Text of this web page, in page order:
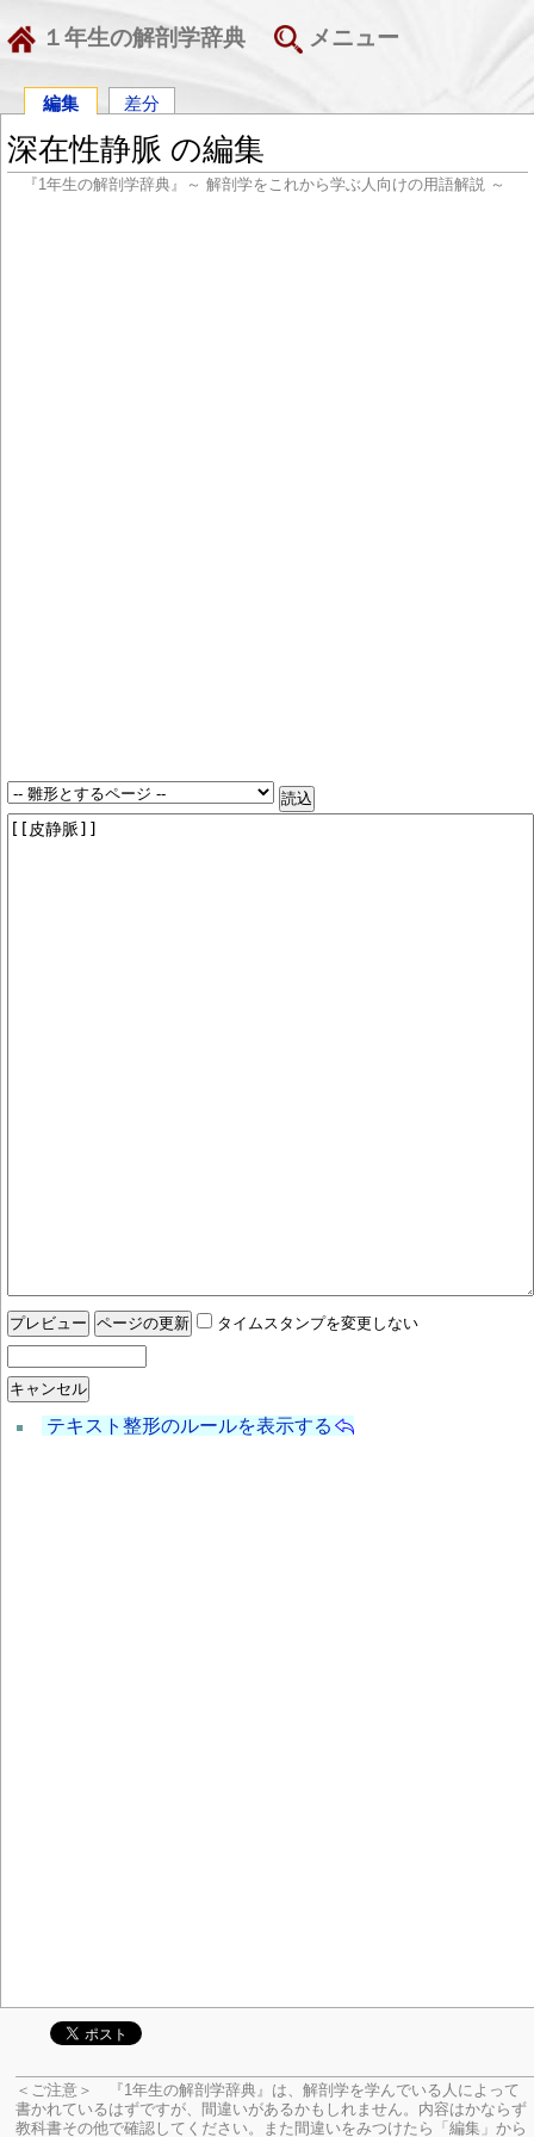
１年生の解剖学辞典 メニュー
編集 差分
深在性静脈 の編集
『1年生の解剖学辞典』～ 解剖学をこれから学ぶ人向けの用語解説 ～
タイムスタンプを変更しない
テキスト整形のルールを表示する
＜ご注意＞ 『1年生の解剖学辞典』は、解剖学を学んでいる人によって
書かれているはずですが、間違いがあるかもしれません。内容はかならず
教科書その他で確認してください。
また間違いをみつけたら「編集」から